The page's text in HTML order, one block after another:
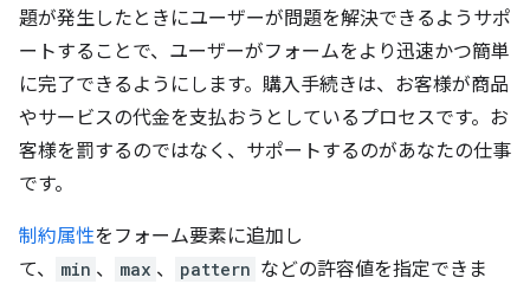
題が発生したときにユーザーが問題を解決できるようサポ
ートすることで、ユーザーがフォームをより迅速かつ簡単
に完了できるようにします。購入手続きは、お客様が商品
やサービスの代金を支払おうとしているプロセスです。お
客様を罰するのではなく、サポートするのがあなたの仕事
です。
制約属性をフォーム要素に追加し
て、
min 、 max 、 pattern などの許容値を指定できま